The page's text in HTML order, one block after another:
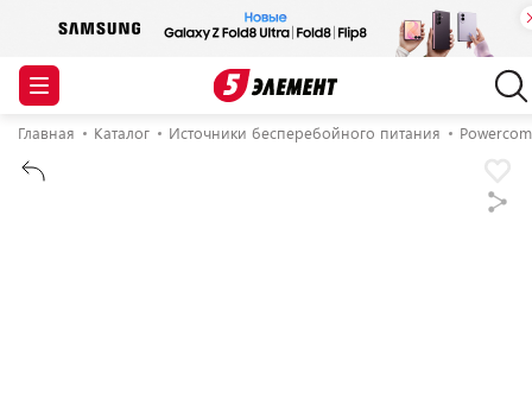
Главная Каталог Источники бесперебойного питания Powercom